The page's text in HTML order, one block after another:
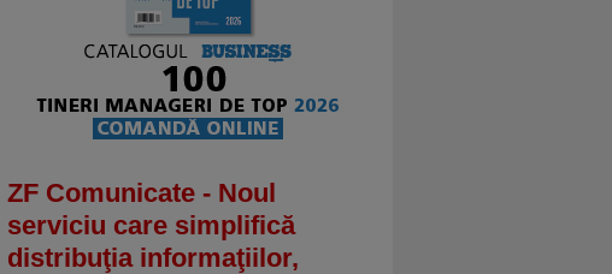
ZF Comunicate - Noul
serviciu care simplifică
distribuţia informaţiilor,